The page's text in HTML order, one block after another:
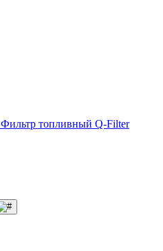
Фильтр топливный Q-Filter